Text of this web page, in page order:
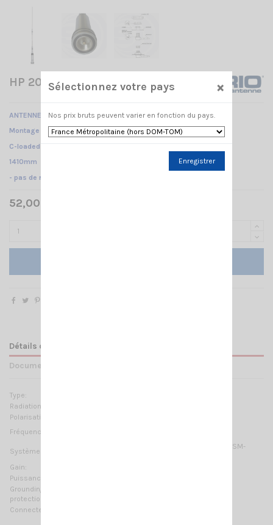
HP 2000 C SIRIO
ANTENNE MOBILE 137...157 MHz /
Montage PL /
C-loaded /
1410mm
- pas de réglage nécessaire -
52,00 € TTC
Détails du produit
Documents joints
Type:
Radiation:
Polarisation:
Fréquences:
Systèmes:
2m-HAM, VHF Marine Band, ORBCOMM M2M, ISM-
Gain:
Puissance Max:
Grounding
protection:
Connecteur:
Sélectionnez votre pays ×
Nos prix bruts peuvent varier en fonction du pays.
Enregistrer